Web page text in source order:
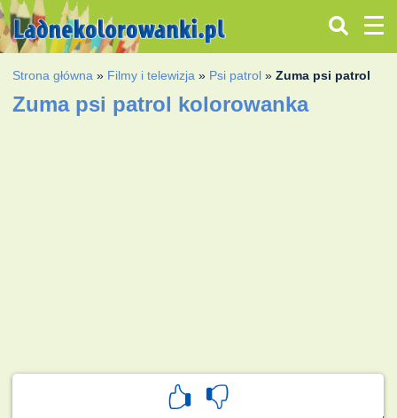
Strona główna » Filmy i telewizja » Psi patrol »Zuma psi patrol
Zuma psi patrol kolorowanka